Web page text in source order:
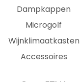
Dampkappen
Microgolf
Wijnklimaatkasten
Accessoires